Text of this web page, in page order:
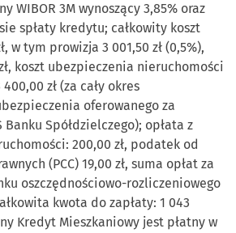
WIBOR 3M wynoszący 3,85% oraz
spłaty kredytu; całkowity koszt
w tym prowizja 3 001,50 zł (0,5%),
koszt ubezpieczenia nieruchomości
zł (za cały okres
oferowanego za
Spółdzielczego); opłata z
200,00 zł, podatek od
(PCC) 19,00 zł, suma opłat za
oszczędnościowo-rozliczeniowego
kwota do zapłaty: 1 043
Kredyt Mieszkaniowy jest płatny w